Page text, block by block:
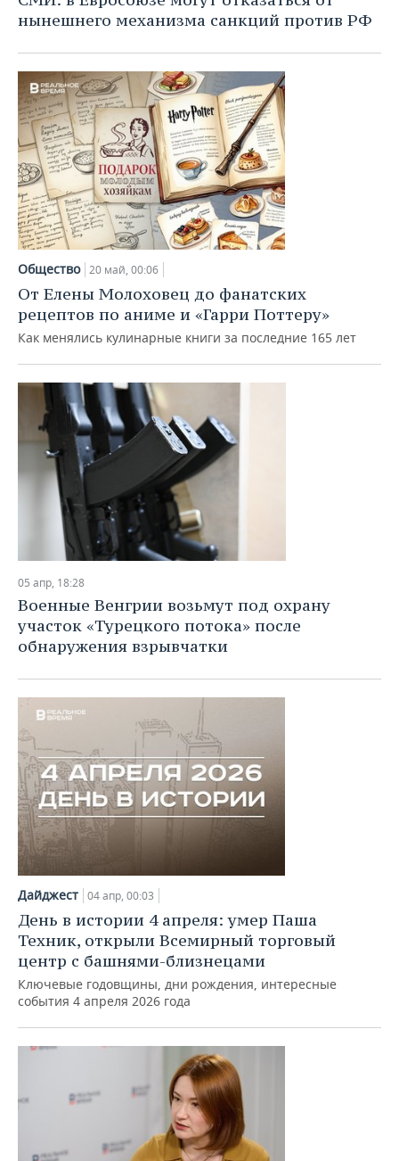
нынешнего механизма санкций против РФ
Общество 20 май, 00:06
От Елены Молоховец до фанатских
рецептов по аниме и «Гарри Поттеру»
Как менялись кулинарные книги за последние 165 лет
05 апр, 18:28
Военные Венгрии возьмут под охрану
участок «Турецкого потока» после
обнаружения взрывчатки
Дайджест 04 апр, 00:03
День в истории 4 апреля: умер Паша
Техник, открыли Всемирный торговый
центр с башнями-близнецами
Ключевые годовщины, дни рождения, интересные
события 4 апреля 2026 года